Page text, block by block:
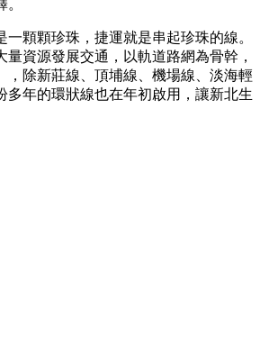
一顆顆珍珠，捷運就是串起珍珠的線。
量資源發展交通，以軌道路網為骨幹，
，除新莊線、頂埔線、機場線、淡海輕
多年的環狀線也在年初啟用，讓新北生